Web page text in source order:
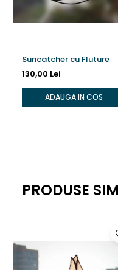
Suncatcher cu Fluture
130,00 Lei
ADAUGA IN COS
PRODUSE